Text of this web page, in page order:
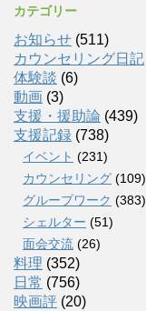
カテゴリー
お知らせ (511)
カウンセリング日記
体験談 (6)
動画 (3)
支援・援助論 (439)
支援記録 (738)
イベント (231)
カウンセリング (109)
グループワーク (383)
シェルター (51)
面会交流 (26)
料理 (352)
日常 (756)
映画評 (20)